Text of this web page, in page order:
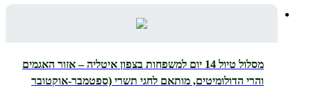
מסלול טיול 14 יום למשפחות בצפון איטליה – אזור האגמים
והרי הדולומיטים, מותאם לחגי תשרי (ספטמבר-אוקטובר